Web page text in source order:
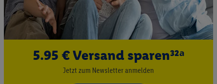
5.95 € Versand sparen³²ᵃ
Jetzt zum Newsletter anmelden